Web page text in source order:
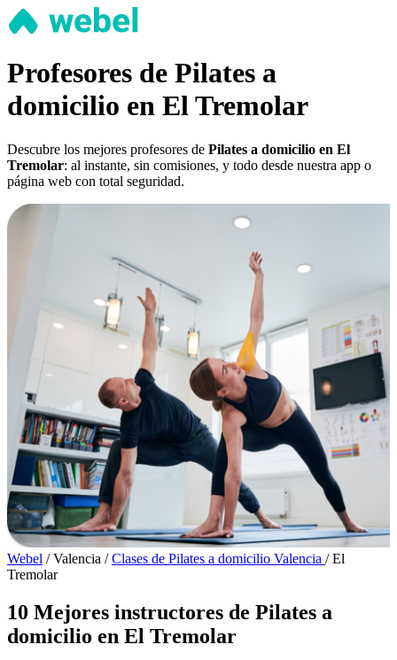
Profesores de Pilates a
domicilio en El Tremolar
Descubre los mejores profesores de Pilates a domicilio en El
Tremolar: al instante, sin comisiones, y todo desde nuestra app o
página web con total seguridad.
Webel / Valencia / Clases de Pilates a domicilio Valencia / El
Tremolar
10 Mejores instructores de Pilates a
domicilio en El Tremolar